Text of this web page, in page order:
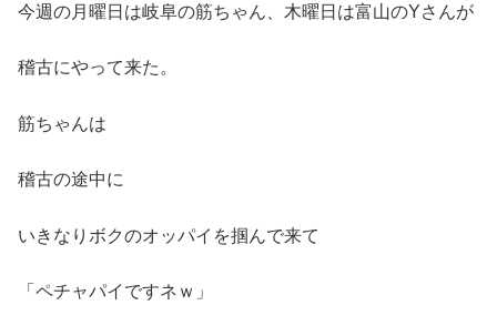
今週の月曜日は岐阜の筋ちゃん、木曜日は富山のYさんが
稽古にやって来た。
筋ちゃんは
稽古の途中に
いきなりボクのオッパイを掴んで来て
「ペチャパイですネｗ」